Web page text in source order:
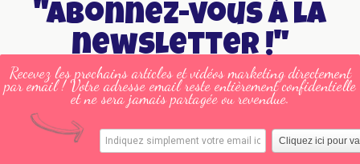
"Abonnez-vous à la
newsletter !"
Recevez les prochains articles et vidéos marketing directement
par email ! Votre adresse email reste entièrement confidentielle
et ne sera jamais partagée ou revendue.